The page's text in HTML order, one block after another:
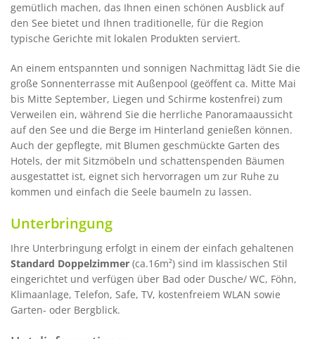
gemütlich machen, das Ihnen einen schönen Ausblick auf
den See bietet und Ihnen traditionelle, für die Region
typische Gerichte mit lokalen Produkten serviert.
An einem entspannten und sonnigen Nachmittag lädt Sie die
große Sonnenterrasse mit Außenpool (geöffent ca. Mitte Mai
bis Mitte September, Liegen und Schirme kostenfrei) zum
Verweilen ein, während Sie die herrliche Panoramaaussicht
auf den See und die Berge im Hinterland genießen können.
Auch der gepflegte, mit Blumen geschmückte Garten des
Hotels, der mit Sitzmöbeln und schattenspenden Bäumen
ausgestattet ist, eignet sich hervorragen um zur Ruhe zu
kommen und einfach die Seele baumeln zu lassen.
Unterbringung
Ihre Unterbringung erfolgt in einem der einfach gehaltenen
Standard Doppelzimmer (ca.16m²) sind im klassischen Stil
eingerichtet und verfügen über Bad oder Dusche/ WC, Föhn,
Klimaanlage, Telefon, Safe, TV, kostenfreiem WLAN sowie
Garten- oder Bergblick.